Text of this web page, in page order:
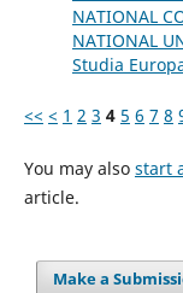
NATIONAL
NATIONAL
Studia
<< < 1 2 3 4 5 6 7 8
You may also start
article.
Make a